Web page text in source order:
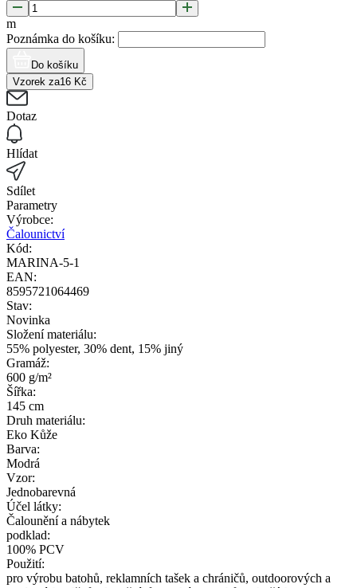
m
Poznámka do košíku:
Do košíku
Vzorek za16 Kč
Dotaz
Hlídat
Sdílet
Parametry
Výrobce:
Čalounictví
Kód:
MARINA-5-1
EAN:
8595721064469
Stav:
Novinka
Složení materiálu:
55% polyester, 30% dent, 15% jiný
Gramáž:
600 g/m²
Šířka:
145 cm
Druh materiálu:
Eko Kůže
Barva:
Modrá
Vzor:
Jednobarevná
Účel látky:
Čalounění a nábytek
podklad:
100% PCV
Použití:
pro výrobu batohů, reklamních tašek a chráničů, outdoorových a